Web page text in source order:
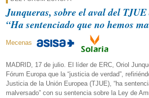
Junqueras, sobre el aval del
“Ha sentenciado que no hemos
Mecenas
MADRID, 17 de julio. El líder de ERC, Oriol
Fórum Europa que la “justicia de verdad”,
Justicia de la Unión Europea (TJUE), “ha
malversado” con su sentencia sobre la Ley de